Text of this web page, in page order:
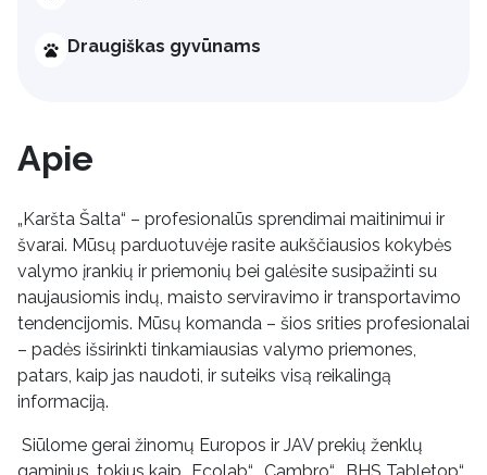
Draugiškas gyvūnams
Apie
„Karšta Šalta“ – profesionalūs sprendimai maitinimui ir
švarai. Mūsų parduotuvėje rasite aukščiausios kokybės
valymo įrankių ir priemonių bei galėsite susipažinti su
naujausiomis indų, maisto serviravimo ir transportavimo
tendencijomis. Mūsų komanda – šios srities profesionalai
– padės išsirinkti tinkamiausias valymo priemones,
patars, kaip jas naudoti, ir suteiks visą reikalingą
informaciją.
Siūlome gerai žinomų Europos ir JAV prekių ženklų
gaminius, tokius kaip „Ecolab“, „Cambro“, „BHS Tabletop“,